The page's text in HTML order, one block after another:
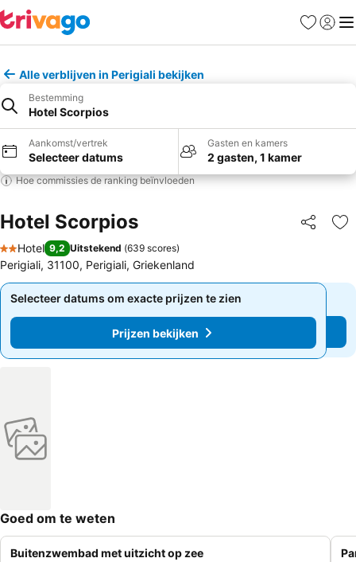
Favorieten
Alle verblijven in Perigiali bekijken
Bestemming
Hotel Scorpios
Aankomst/vertrek
Selecteer datums
Gasten en kamers
2 gasten, 1 kamer
Hoe commissies de ranking beïnvloeden
Hotel Scorpios Delen
2 Sterren
Hotel 9,2 Uitstekend (639 scores)
Perigiali, 31100, Perigiali, Griekenland
Selecteer datums om exacte prijzen te zien
Prijzen bekijken
Selecteer datums om exacte prijzen te zien
Prijzen bekijken
Goed om te weten
Buitenzwembad met uitzicht op zee